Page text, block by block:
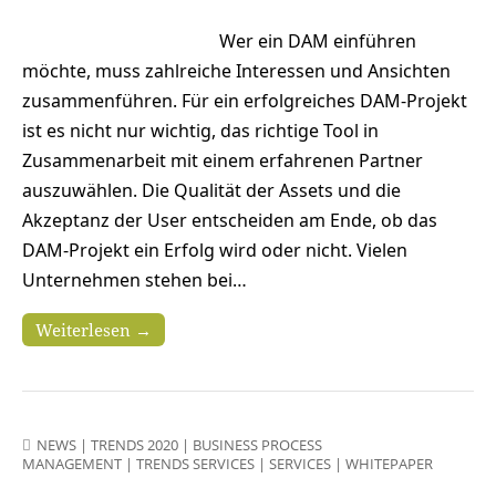
Wer ein DAM einführen
möchte, muss zahlreiche Interessen und Ansichten
zusammenführen. Für ein erfolgreiches DAM-Projekt
ist es nicht nur wichtig, das richtige Tool in
Zusammenarbeit mit einem erfahrenen Partner
auszuwählen. Die Qualität der Assets und die
Akzeptanz der User entscheiden am Ende, ob das
DAM-Projekt ein Erfolg wird oder nicht. Vielen
Unternehmen stehen bei…
Weiterlesen →
NEWS | TRENDS 2020 | BUSINESS PROCESS
MANAGEMENT | TRENDS SERVICES | SERVICES | WHITEPAPER